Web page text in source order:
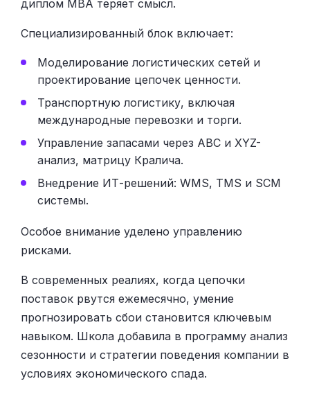
диплом MBA теряет смысл.
Специализированный блок включает:
Моделирование логистических сетей и
проектирование цепочек ценности.
Транспортную логистику, включая
международные перевозки и торги.
Управление запасами через ABC и XYZ-
анализ, матрицу Кралича.
Внедрение ИТ-решений: WMS, TMS и SCM
системы.
Особое внимание уделено управлению
рисками.
В современных реалиях, когда цепочки
поставок рвутся ежемесячно, умение
прогнозировать сбои становится ключевым
навыком. Школа добавила в программу анализ
сезонности и стратегии поведения компании в
условиях экономического спада.